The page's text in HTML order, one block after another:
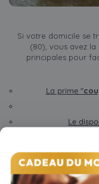
Si votre domicile se
(80), vous avez
principales pour
La prime "
Le
Nous vous
administratives
de vous